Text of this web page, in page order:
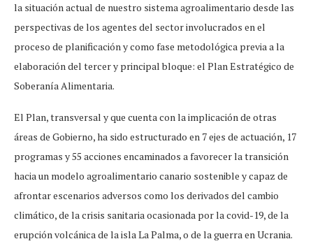
la situación actual de nuestro sistema agroalimentario desde las
perspectivas de los agentes del sector involucrados en el
proceso de planificación y como fase metodológica previa a la
elaboración del tercer y principal bloque: el Plan Estratégico de
Soberanía Alimentaria.
El Plan, transversal y que cuenta con la implicación de otras
áreas de Gobierno, ha sido estructurado en 7 ejes de actuación, 17
programas y 55 acciones encaminados a favorecer la transición
hacia un modelo agroalimentario canario sostenible y capaz de
afrontar escenarios adversos como los derivados del cambio
climático, de la crisis sanitaria ocasionada por la covid-19, de la
erupción volcánica de la isla La Palma, o de la guerra en Ucrania.